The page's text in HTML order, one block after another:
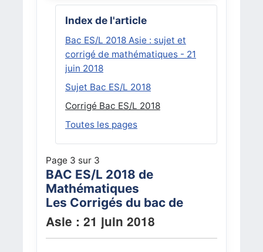
Index de l'article
Bac ES/L 2018 Asie : sujet et
corrigé de mathématiques - 21
juin 2018
Sujet Bac ES/L 2018
Corrigé Bac ES/L 2018
Toutes les pages
Page 3 sur 3
BAC ES/L 2018 de
Mathématiques
Les Corrigés du bac de
Asie : 21 juin 2018